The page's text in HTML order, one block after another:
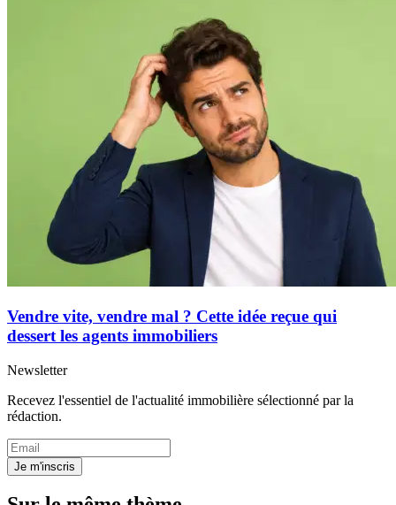
Vendre vite, vendre mal ? Cette idée reçue qui
dessert les agents immobiliers
Newsletter
Recevez l'essentiel de l'actualité immobilière sélectionné par la
rédaction.
Je m'inscris